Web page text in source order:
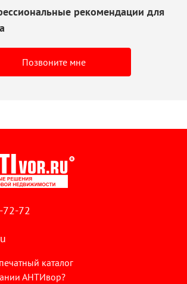
рекомендации для
Позвоните мне
72-72
каталог
АНТИвор?